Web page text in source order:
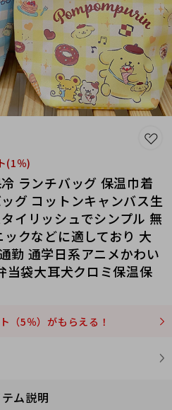
(1％)
ランチバッグ 保温巾着
グ コットンキャンバス生
イリッシュでシンプル 無
クなどに適しており 大
勤 通学日系アニメかわい
当袋大耳犬クロミ保温保
（5％）がもらえる！
ム説明